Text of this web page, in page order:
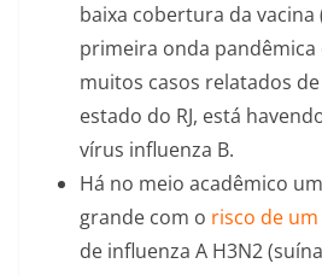
baixa cobertura da vacina
primeira onda
muitos casos relatados
estado do RJ, está
vírus influenza B.
Há no meio acadêmico
grande com o risco de
de influenza A H3N2